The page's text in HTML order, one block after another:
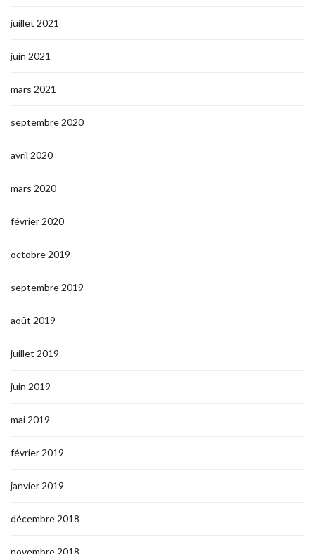
juillet 2021
juin 2021
mars 2021
septembre 2020
avril 2020
mars 2020
février 2020
octobre 2019
septembre 2019
août 2019
juillet 2019
juin 2019
mai 2019
février 2019
janvier 2019
décembre 2018
novembre 2018